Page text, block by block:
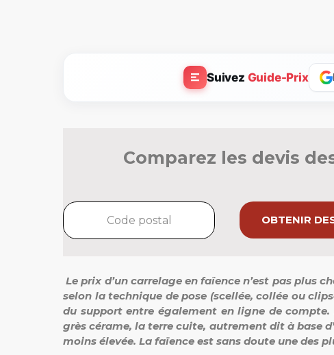
Suivez Guide-Prix
Comparez les devis
OBTENIR
Le prix d’un carrelage en faïence n’est pas plus
selon la technique de pose (scellée, collée ou
du support entre également en ligne de
grès cérame, la terre cuite, autrement dit à base
moins élevée. La faïence est sans doute une des